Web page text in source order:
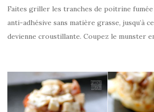
Faites griller les tranches de poitrine fumée
anti-adhésive sans matière grasse, jusqu’à ce
devienne croustillante. Coupez le munster